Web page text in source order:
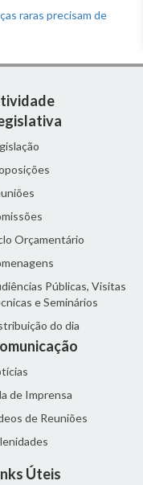
raras precisam de
Orçamentário
Públicas, Visitas
e Seminários
do dia
de Imprensa
de Reuniões
Úteis